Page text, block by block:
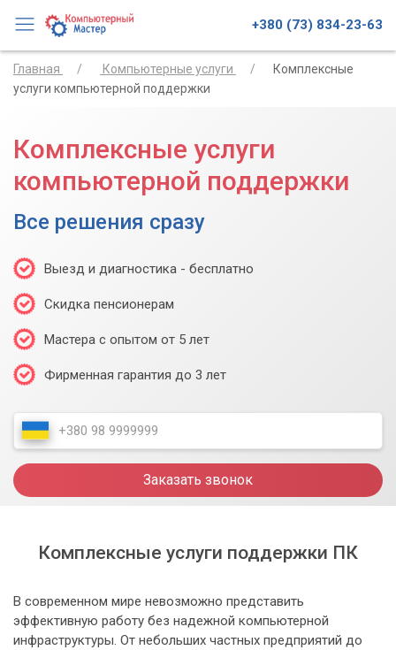
+380 (73) 834-23-63
Главная Компьютерные услуги
Комплексные
услуги компьютерной поддержки
Комплексные услуги
компьютерной поддержки
Все решения сразу
Выезд и диагностика - бесплатно
Скидка пенсионерам
Мастера с опытом от 5 лет
Фирменная гарантия до 3 лет
Заказать звонок
Комплексные услуги поддержки ПК
В современном мире невозможно представить
эффективную работу без надежной компьютерной
инфраструктуры. От небольших частных предприятий до